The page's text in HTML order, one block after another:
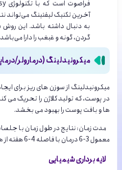
آخرین تکنیک لیفتینگ می‌تواند
به دنبال داشته باشد. این
گردن، گونه و غبغب را دارا
میکرونیدلینگ (درمارولر/
میکرونیدلینگ از سوزن های ریز برای
در پوست، که تولید کلاژن را تحریک
ها و بافت پوست را بهبود می بخشد.
مدت زمان: نتایج در طول زمان با
معمول 3-6 درمان با فاصله 4-6 هفته از هم.
لایه برداری شیمیایی